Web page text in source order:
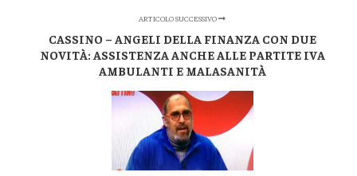
ARTICOLO SUCCESSIVO
CASSINO – ANGELI DELLA FINANZA CON DUE
NOVITÀ: ASSISTENZA ANCHE ALLE PARTITE IVA
AMBULANTI E MALASANITÀ